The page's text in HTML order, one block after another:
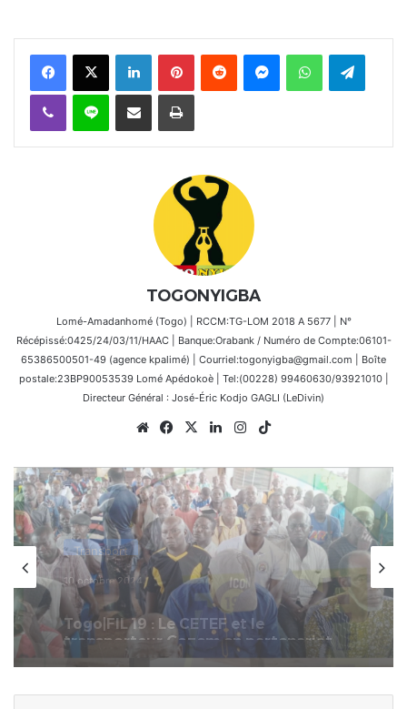
FacebookX Linkedin PinterestReddit MessengerWhatsAppTelegram
Viber Ligne Partager par email Imprimer
TOGONYIGBA
Lomé-Amadanhomé (Togo) | RCCM:TG-LOM 2018 A 5677 | N°
Récépissé:0425/24/03/11/HAAC | Banque:Orabank / Numéro de Compte:06101-
65386500501-49 (agence kpalimé) | Courriel:togonyigba@gmail.com | Boîte
postale:23BP90053539 Lomé Apédokoè | Tel:(00228) 99460630/93921010 |
Directeur Général : José-Éric Kodjo GAGLI (LeDivin)
WebsiteFacebook
X LinkedinInstagram
Transport
21 mai 2024
Togo | Transport routier : Les
conducteurs de Taxi disent « Oui » à
la DSR et « Non » à la BM